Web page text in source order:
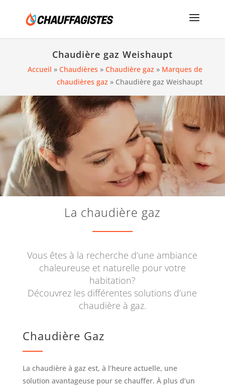
Chaudière gaz Weishaupt
Accueil »Chaudières »Chaudière gaz » Marques de
chaudières gaz » Chaudière gaz Weishaupt
La chaudière gaz
Vous êtes à la recherche d’une ambiance
chaleureuse et naturelle pour votre
habitation?
Découvrez les différentes solutions d’une
chaudière à gaz.
Chaudière Gaz
La chaudière à gaz est, à l’heure actuelle, une
solution avantageuse pour se chauffer. À plus d’un